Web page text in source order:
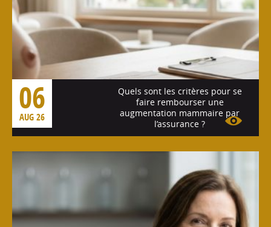
06
AUG 26
Quels sont les critères pour se
faire rembourser une
augmentation mammaire par
l’assurance ?
Voir l'article